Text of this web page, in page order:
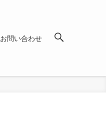
お問い合わせ